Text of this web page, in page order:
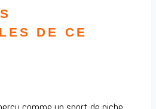
DE CE